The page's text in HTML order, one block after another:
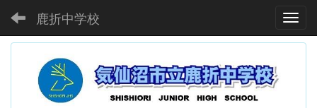
鹿折中学校